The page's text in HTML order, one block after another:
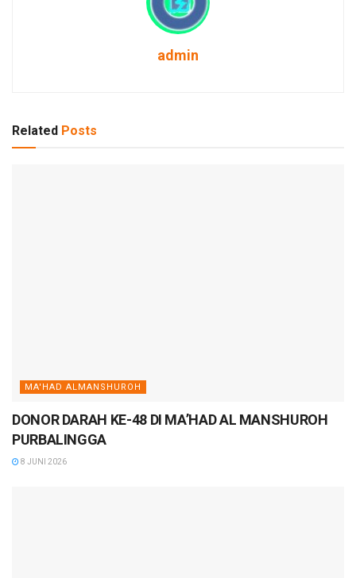
admin
Related Posts
MA'HAD ALMANSHUROH
DONOR DARAH KE-48 DI MA’HAD AL MANSHUROH
PURBALINGGA
8 JUNI 2026